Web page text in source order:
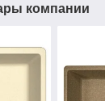
компании